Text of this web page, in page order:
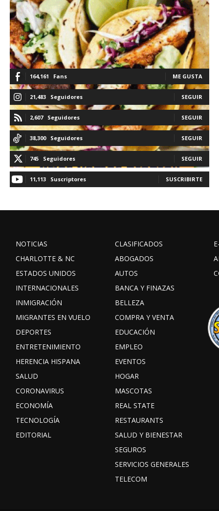
164,161 Fans ME GUSTA
21,483 Seguidores SEGUIR
2,607 Seguidores SEGUIR
38,300 Seguidores SEGUIR
745 Seguidores SEGUIR
11,113 Suscriptores SUSCRIBIRTE
NOTICIAS
CHARLOTTE & NC
ESTADOS UNIDOS
INTERNACIONALES
INMIGRACIÓN
MIGRANTES EN VUELO
DEPORTES
ENTRETENIMIENTO
HERENCIA HISPANA
SALUD
CORONAVIRUS
ECONOMÍA
TECNOLOGÍA
EDITORIAL
CLASIFICADOS
ABOGADOS
AUTOS
BANCA Y FINAZAS
BELLEZA
COMPRA Y VENTA
EDUCACIÓN
EMPLEO
EVENTOS
HOGAR
MASCOTAS
REAL STATE
RESTAURANTS
SALUD Y BIENESTAR
SEGUROS
SERVICIOS GENERALES
TELECOM